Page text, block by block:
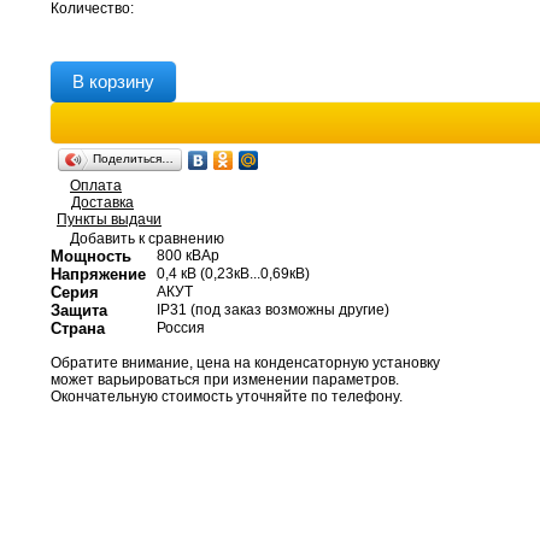
Количество:
В корзину
Поделиться…
Оплата
Доставка
Пункты выдачи
Добавить к сравнению
Мощность 800 кВАр
Напряжение 0,4 кВ (0,23кВ...0,69кВ)
Серия АКУТ
Защита IP31 (под заказ возможны другие)
Страна Россия
Обратите внимание, цена на конденсаторную установку
может варьироваться при изменении параметров.
Окончательную стоимость уточняйте по телефону.